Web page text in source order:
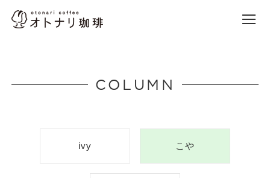
オトナリ珈琲
Site Navigation
本文までスキップ
COLUMN
ivy こや